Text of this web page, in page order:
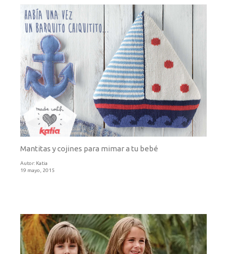
Mantitas y cojines para mimar a tu bebé
Autor: Katia
19 mayo, 2015